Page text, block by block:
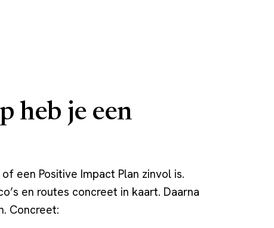
heb je een
een Positive Impact Plan zinvol is.
en routes concreet in kaart. Daarna
Concreet: